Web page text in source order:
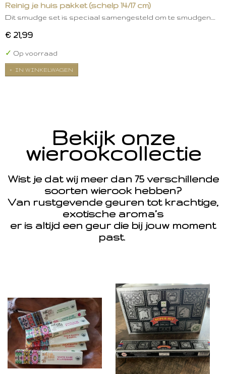
Reinig je huis pakket (schelp 14/17 cm)
Dit smudge set is speciaal samengesteld om te smudgen.…
€ 21,99
✓ Op voorraad
IN WINKELWAGEN
Bekijk onze
wierookcollectie
Wist je dat wij meer dan 75 verschillende
soorten wierook hebben?
Van rustgevende geuren tot krachtige,
exotische aroma’s
er is altijd een geur die bij jouw moment
past.